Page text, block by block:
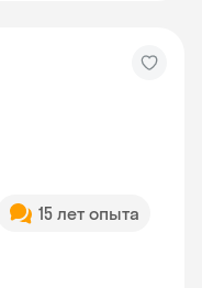
15 лет опыта